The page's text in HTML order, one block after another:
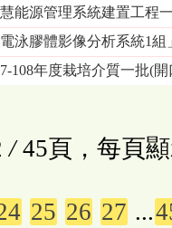
能源管理系統建置工程
電泳膠體影像分析系統1
108年度栽培介質一批(
/45頁，每頁
25 26 27 ...